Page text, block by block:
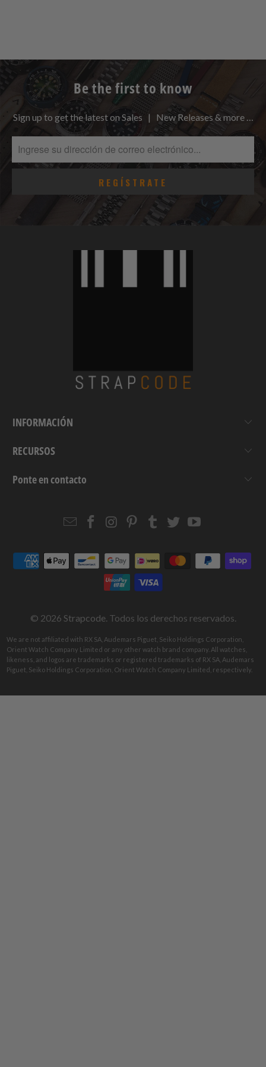
Be the first to know
Sign up to get the latest on Sales | New Releases & more …
INFORMACIÓN
RECURSOS
Ponte en contacto
EmailStrapcode
Facebook
Strapcode
Instagram
Strapcode
Pinterest
Strapcode
Tumblr
Strapcode
TwitterYouTube
© 2026 Strapcode. Todos los derechos reservados.
We are not affiliated with RX SA, Audemars Piguet, Seiko Holdings Corporation,
Orient Watch Company Limited or any other watch brand company. All watches,
likeness, and logos are trademarks or registered trademarks of RX SA, Audemars
Piguet, Seiko Holdings Corporation, Orient Watch Company Limited, respectively.